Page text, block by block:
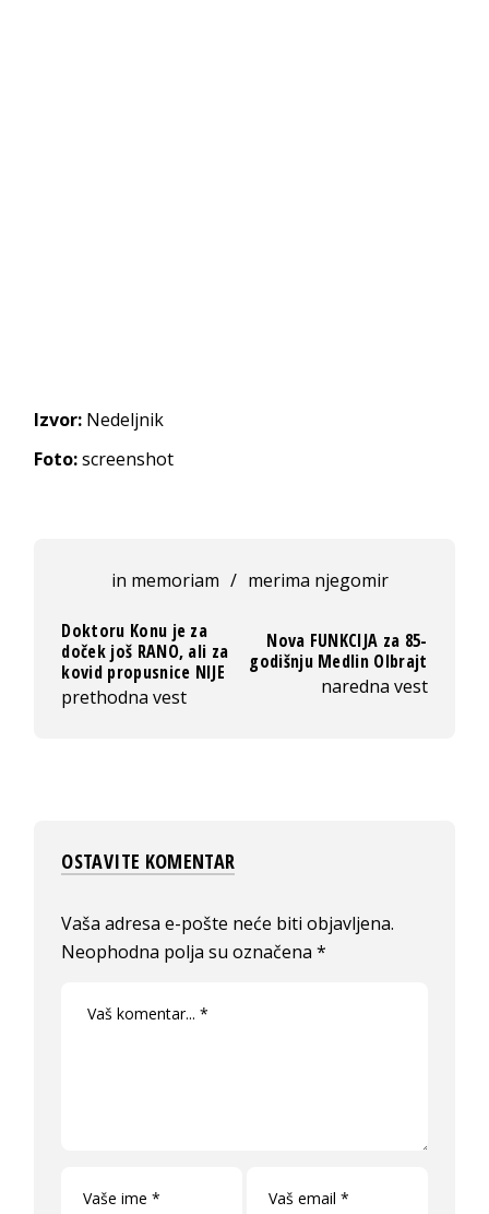
Izvor: Nedeljnik
Foto:screenshot
in memoriam / merima njegomir
Doktoru Konu je za
doček još RANO, ali za
kovid propusnice NIJE
prethodna vest
Nova FUNKCIJA za 85-
godišnju Medlin Olbrajt
naredna vest
OSTAVITE KOMENTAR
Vaša adresa e-pošte neće biti objavljena.
Neophodna polja su označena*